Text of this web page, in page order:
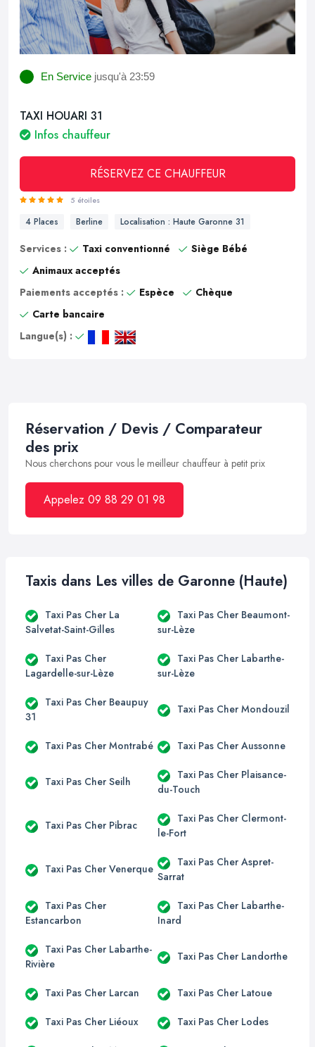
En Service jusqu'à 23:59
TAXI HOUARI 31
Infos chauffeur
RÉSERVEZ CE CHAUFFEUR
5 étoiles
4 Places Berline Localisation : Haute Garonne 31
Services : Taxi conventionné
Siège Bébé
Animaux acceptés
Paiements acceptés :
Espèce
Chèque
Carte bancaire
Langue(s) :
Réservation / Devis / Comparateur
des prix
Nous cherchons pour vous le meilleur chauffeur à petit prix
Appelez 09 88 29 01 98
Taxis dans Les villes de Garonne (Haute)
Taxi Pas Cher La
Salvetat-Saint-Gilles
Taxi Pas Cher Beaumont-
sur-Lèze
Taxi Pas Cher
Lagardelle-sur-Lèze
Taxi Pas Cher Labarthe-
sur-Lèze
Taxi Pas Cher Beaupuy
31
Taxi Pas Cher Mondouzil
Taxi Pas Cher Montrabé Taxi Pas Cher Aussonne
Taxi Pas Cher Seilh
Taxi Pas Cher Plaisance-
du-Touch
Taxi Pas Cher Pibrac
Taxi Pas Cher Clermont-
le-Fort
Taxi Pas Cher Venerque
Taxi Pas Cher Aspret-
Sarrat
Taxi Pas Cher
Estancarbon
Taxi Pas Cher Labarthe-
Inard
Taxi Pas Cher Labarthe-
Rivière
Taxi Pas Cher Landorthe
Taxi Pas Cher Larcan Taxi Pas Cher Latoue
Taxi Pas Cher Liéoux Taxi Pas Cher Lodes